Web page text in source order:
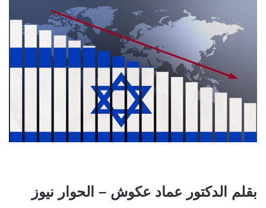
بقلم الدكتور عماد عكوش – الحوار نيوز